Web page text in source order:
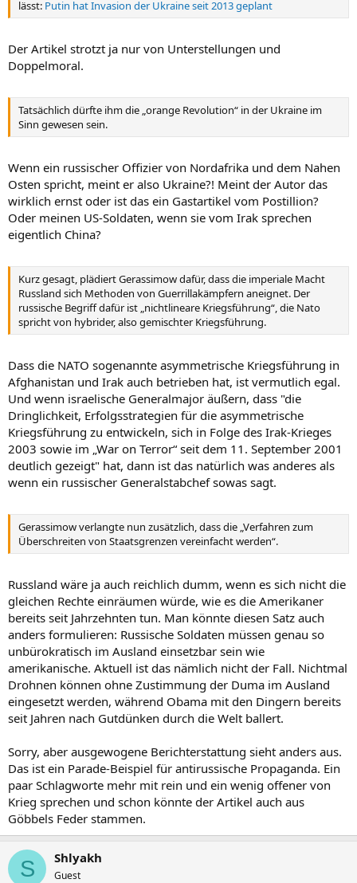
lässt: Putin hat Invasion der Ukraine seit 2013 geplant
Der Artikel strotzt ja nur von Unterstellungen und
Doppelmoral.
Tatsächlich dürfte ihm die „orange Revolution“ in der Ukraine im
Sinn gewesen sein.
Wenn ein russischer Offizier von Nordafrika und dem Nahen
Osten spricht, meint er also Ukraine?! Meint der Autor das
wirklich ernst oder ist das ein Gastartikel vom Postillion?
Oder meinen US-Soldaten, wenn sie vom Irak sprechen
eigentlich China?
Kurz gesagt, plädiert Gerassimow dafür, dass die imperiale Macht
Russland sich Methoden von Guerrillakämpfern aneignet. Der
russische Begriff dafür ist „nichtlineare Kriegsführung“, die Nato
spricht von hybrider, also gemischter Kriegsführung.
Dass die NATO sogenannte asymmetrische Kriegsführung in
Afghanistan und Irak auch betrieben hat, ist vermutlich egal.
Und wenn israelische Generalmajor äußern, dass "die
Dringlichkeit, Erfolgsstrategien für die asymmetrische
Kriegsführung zu entwickeln, sich in Folge des Irak-Krieges
2003 sowie im „War on Terror“ seit dem 11. September 2001
deutlich gezeigt" hat, dann ist das natürlich was anderes als
wenn ein russischer Generalstabchef sowas sagt.
Gerassimow verlangte nun zusätzlich, dass die „Verfahren zum
Überschreiten von Staatsgrenzen vereinfacht werden“.
Russland wäre ja auch reichlich dumm, wenn es sich nicht die
gleichen Rechte einräumen würde, wie es die Amerikaner
bereits seit Jahrzehnten tun. Man könnte diesen Satz auch
anders formulieren: Russische Soldaten müssen genau so
unbürokratisch im Ausland einsetzbar sein wie
amerikanische. Aktuell ist das nämlich nicht der Fall. Nichtmal
Drohnen können ohne Zustimmung der Duma im Ausland
eingesetzt werden, während Obama mit den Dingern bereits
seit Jahren nach Gutdünken durch die Welt ballert.
Sorry, aber ausgewogene Berichterstattung sieht anders aus.
Das ist ein Parade-Beispiel für antirussische Propaganda. Ein
paar Schlagworte mehr mit rein und ein wenig offener von
Krieg sprechen und schon könnte der Artikel auch aus
Göbbels Feder stammen.
S Shlyakh
Guest